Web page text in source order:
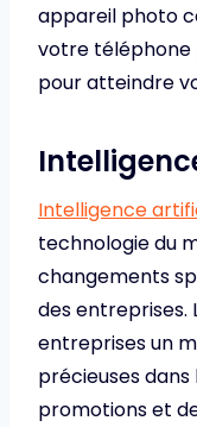
appareil photo
votre téléphone
pour atteindre
Intelligence
technologie du
changements
des entreprises.
entreprises un
précieuses
promotions et